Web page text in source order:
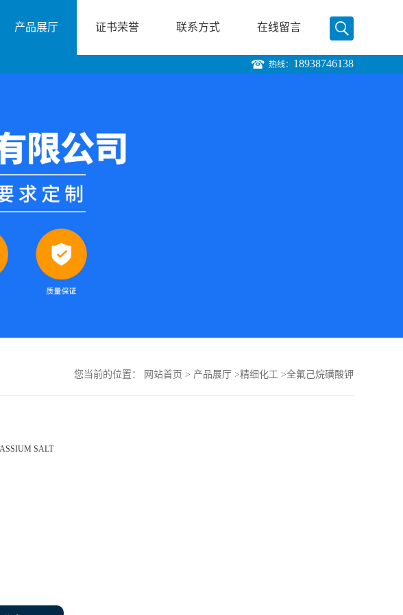
产品展厅 证书荣誉 联系方式 在线留言
热线： 18938746138
您当前的位置： 网站首页 > 产品展厅 >精细化工 >全氟己烷磺酸钾
SALT